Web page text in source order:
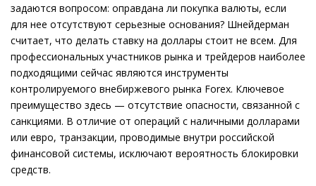
задаются вопросом: оправдана ли покупка валюты, если
для нее отсутствуют серьезные основания? Шнейдерман
считает, что делать ставку на доллары стоит не всем. Для
профессиональных участников рынка и трейдеров наиболее
подходящими сейчас являются инструменты
контролируемого внебиржевого рынка Forex. Ключевое
преимущество здесь — отсутствие опасности, связанной с
санкциями. В отличие от операций с наличными долларами
или евро, транзакции, проводимые внутри российской
финансовой системы, исключают вероятность блокировки
средств.